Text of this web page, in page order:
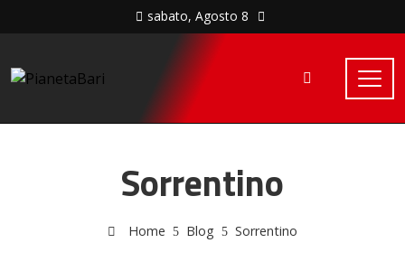
sabato, Agosto 8
Sorrentino
Home Blog Sorrentino